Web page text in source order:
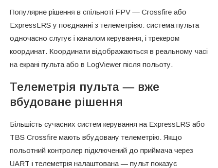
Популярне рішення в спільноті FPV — Crossfire або
ExpressLRS у поєднанні з телеметрією: система пульта
одночасно слугує і каналом керування, і трекером
координат. Координати відображаються в реальному часі
на екрані пульта або в LogViewer після польоту.
Телеметрія пульта — вже
вбудоване рішення
Більшість сучасних систем керування на ExpressLRS або
TBS Crossfire мають вбудовану телеметрію. Якщо
польотний контролер підключений до приймача через
UART і телеметрія налаштована — пульт показує